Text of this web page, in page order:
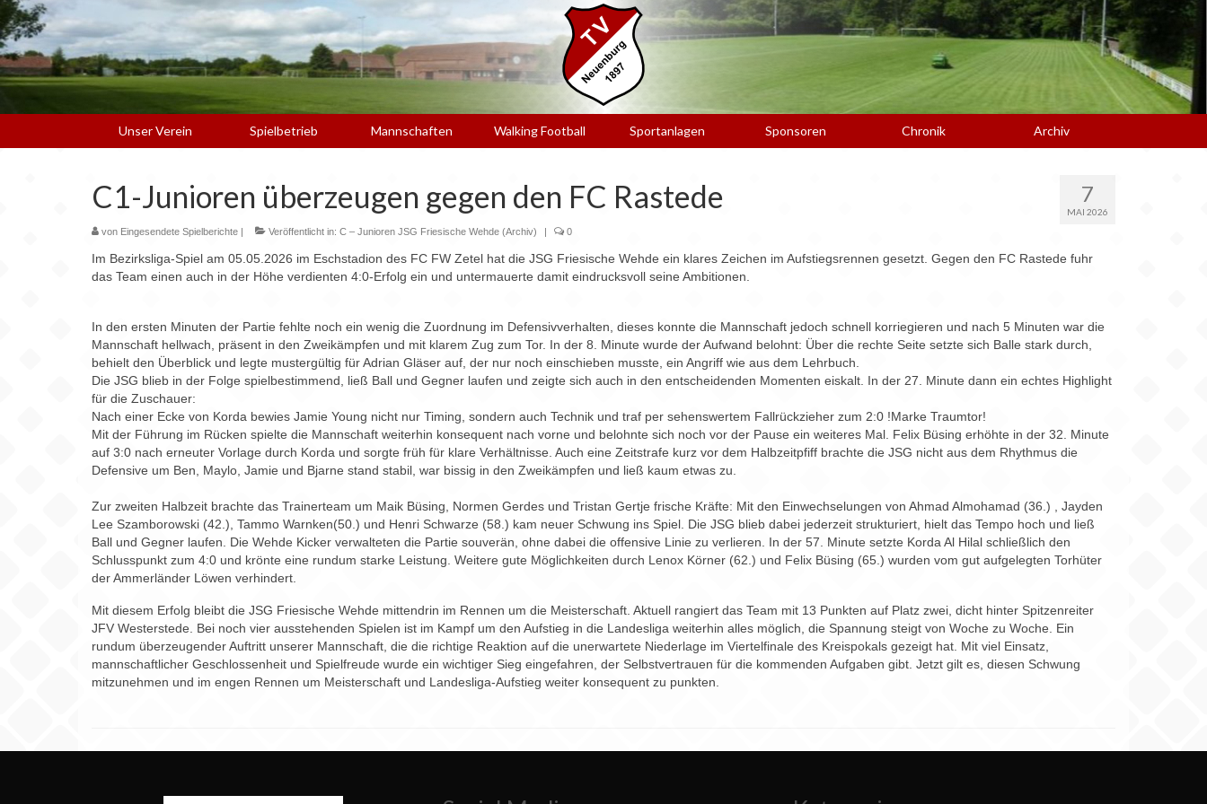
Unser Verein Spielbetrieb Mannschaften Walking Football Sportanlagen Sponsoren Chronik Archiv
7
MAI 2026
C1-Junioren überzeugen gegen den FC Rastede
von Eingesendete Spielberichte | Veröffentlicht in: C – Junioren JSG Friesische Wehde (Archiv) | 0
Im Bezirksliga-Spiel am 05.05.2026 im Eschstadion des FC FW Zetel hat die JSG Friesische Wehde ein klares Zeichen im Aufstiegsrennen gesetzt. Gegen den FC Rastede fuhr
das Team einen auch in der Höhe verdienten 4:0-Erfolg ein und untermauerte damit eindrucksvoll seine Ambitionen.
In den ersten Minuten der Partie fehlte noch ein wenig die Zuordnung im Defensivverhalten, dieses konnte die Mannschaft jedoch schnell korriegieren und nach 5 Minuten war die
Mannschaft hellwach, präsent in den Zweikämpfen und mit klarem Zug zum Tor. In der 8. Minute wurde der Aufwand belohnt: Über die rechte Seite setzte sich Balle stark durch,
behielt den Überblick und legte mustergültig für Adrian Gläser auf, der nur noch einschieben musste, ein Angriff wie aus dem Lehrbuch.
Die JSG blieb in der Folge spielbestimmend, ließ Ball und Gegner laufen und zeigte sich auch in den entscheidenden Momenten eiskalt. In der 27. Minute dann ein echtes Highlight
für die Zuschauer:
Nach einer Ecke von Korda bewies Jamie Young nicht nur Timing, sondern auch Technik und traf per sehenswertem Fallrückzieher zum 2:0 !Marke Traumtor!
Mit der Führung im Rücken spielte die Mannschaft weiterhin konsequent nach vorne und belohnte sich noch vor der Pause ein weiteres Mal. Felix Büsing erhöhte in der 32. Minute
auf 3:0 nach erneuter Vorlage durch Korda und sorgte früh für klare Verhältnisse. Auch eine Zeitstrafe kurz vor dem Halbzeitpfiff brachte die JSG nicht aus dem Rhythmus die
Defensive um Ben, Maylo, Jamie und Bjarne stand stabil, war bissig in den Zweikämpfen und ließ kaum etwas zu.
Zur zweiten Halbzeit brachte das Trainerteam um Maik Büsing, Normen Gerdes und Tristan Gertje frische Kräfte: Mit den Einwechselungen von Ahmad Almohamad (36.) , Jayden
Lee Szamborowski (42.), Tammo Warnken(50.) und Henri Schwarze (58.) kam neuer Schwung ins Spiel. Die JSG blieb dabei jederzeit strukturiert, hielt das Tempo hoch und ließ
Ball und Gegner laufen. Die Wehde Kicker verwalteten die Partie souverän, ohne dabei die offensive Linie zu verlieren. In der 57. Minute setzte Korda Al Hilal schließlich den
Schlusspunkt zum 4:0 und krönte eine rundum starke Leistung. Weitere gute Möglichkeiten durch Lenox Körner (62.) und Felix Büsing (65.) wurden vom gut aufgelegten Torhüter
der Ammerländer Löwen verhindert.
Mit diesem Erfolg bleibt die JSG Friesische Wehde mittendrin im Rennen um die Meisterschaft. Aktuell rangiert das Team mit 13 Punkten auf Platz zwei, dicht hinter Spitzenreiter
JFV Westerstede. Bei noch vier ausstehenden Spielen ist im Kampf um den Aufstieg in die Landesliga weiterhin alles möglich, die Spannung steigt von Woche zu Woche. Ein
rundum überzeugender Auftritt unserer Mannschaft, die die richtige Reaktion auf die unerwartete Niederlage im Viertelfinale des Kreispokals gezeigt hat. Mit viel Einsatz,
mannschaftlicher Geschlossenheit und Spielfreude wurde ein wichtiger Sieg eingefahren, der Selbstvertrauen für die kommenden Aufgaben gibt. Jetzt gilt es, diesen Schwung
mitzunehmen und im engen Rennen um Meisterschaft und Landesliga-Aufstieg weiter konsequent zu punkten.